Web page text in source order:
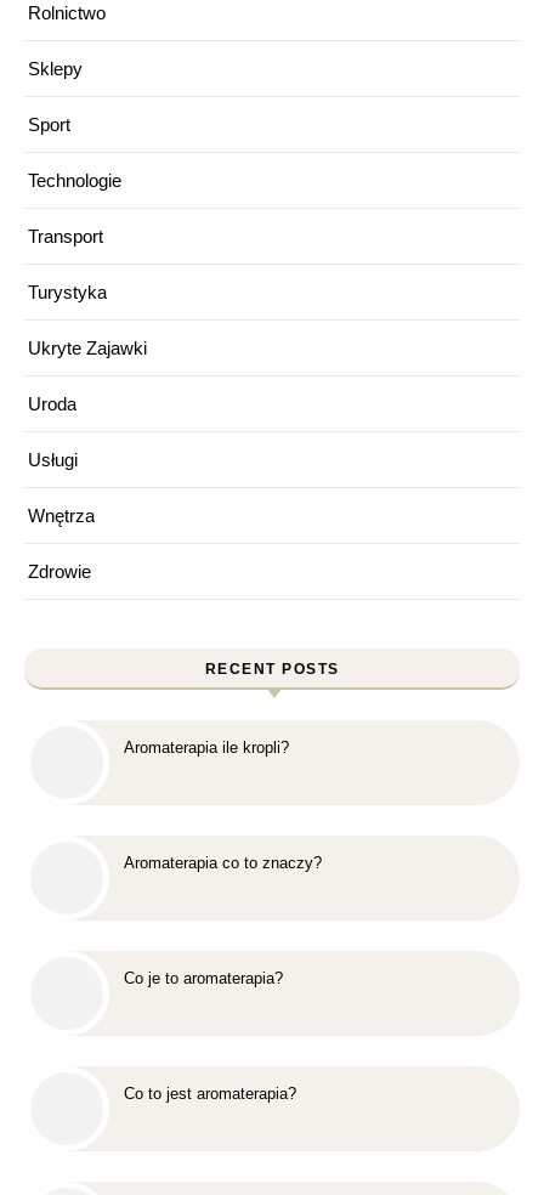
Rolnictwo
Sklepy
Sport
Technologie
Transport
Turystyka
Ukryte Zajawki
Uroda
Usługi
Wnętrza
Zdrowie
RECENT POSTS
Aromaterapia ile kropli?
Aromaterapia co to znaczy?
Co je to aromaterapia?
Co to jest aromaterapia?